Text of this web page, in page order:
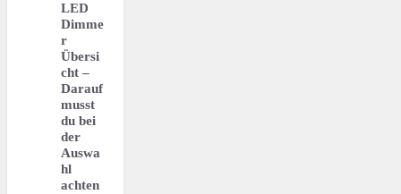
LED
Dimme
r
Übersi
cht –
Darauf
musst
du bei
der
Auswa
hl
achten